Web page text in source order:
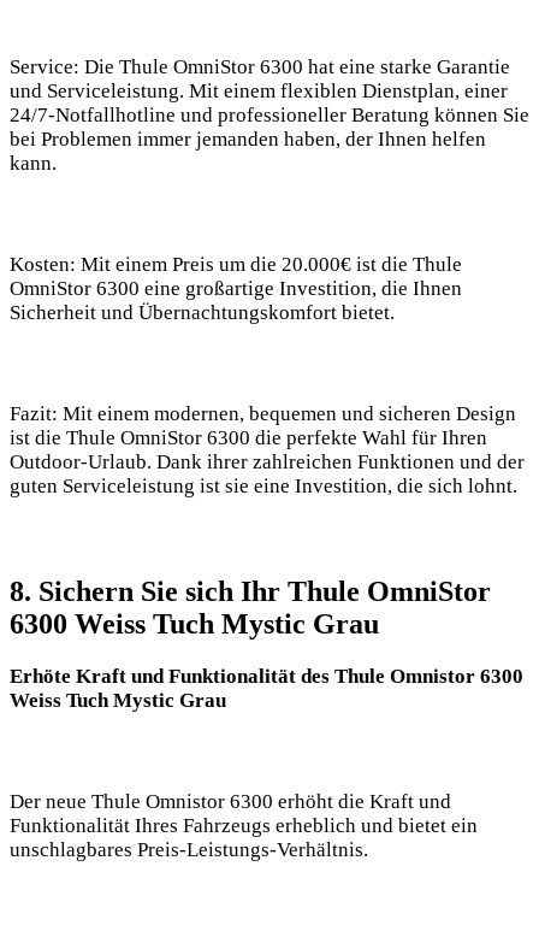
Service: Die Thule OmniStor ‍6300 hat eine ‌starke Garantie
und ⁣Serviceleistung. Mit einem flexiblen Dienstplan, einer
24/7-Notfallhotline ⁤und professioneller Beratung können Sie
bei Problemen immer jemanden haben, der Ihnen helfen
kann.
Kosten: Mit einem Preis um die 20.000€ ist die Thule
OmniStor 6300 eine großartige Investition, die Ihnen
Sicherheit und Übernachtungskomfort bietet.
Fazit: Mit einem modernen, bequemen und sicheren Design
ist die Thule OmniStor 6300 die perfekte Wahl für Ihren
Outdoor-Urlaub. Dank ihrer zahlreichen⁢ Funktionen und der
guten Serviceleistung ‌ist sie eine Investition, die sich lohnt.
8. Sichern Sie​ sich Ihr Thule OmniStor
6300 Weiss Tuch Mystic Grau
Erhöte⁣ Kraft und Funktionalität des Thule ​Omnistor 6300
Weiss Tuch Mystic Grau
Der neue​ Thule Omnistor 6300 erhöht die Kraft und
Funktionalität Ihres Fahrzeugs ⁢erheblich und bietet⁣ ein
unschlagbares Preis-Leistungs-Verhältnis.